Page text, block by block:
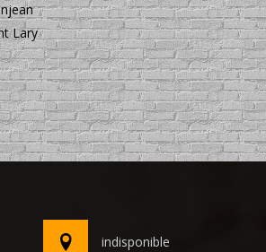
Lary
indisponible